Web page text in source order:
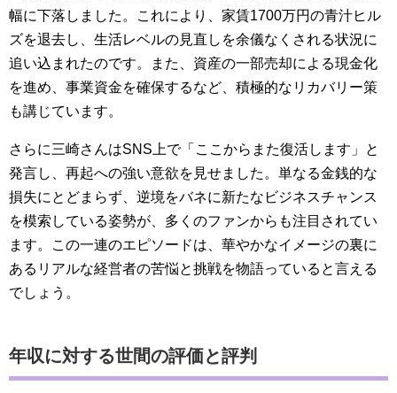
幅に下落しました。これにより、家賃1700万円の青汁ヒル
ズを退去し、生活レベルの見直しを余儀なくされる状況に
追い込まれたのです。また、資産の一部売却による現金化
を進め、事業資金を確保するなど、積極的なリカバリー策
も講じています。
さらに三崎さんはSNS上で「ここからまた復活します」と
発言し、再起への強い意欲を見せました。単なる金銭的な
損失にとどまらず、逆境をバネに新たなビジネスチャンス
を模索している姿勢が、多くのファンからも注目されてい
ます。この一連のエピソードは、華やかなイメージの裏に
あるリアルな経営者の苦悩と挑戦を物語っていると言える
でしょう。
年収に対する世間の評価と評判